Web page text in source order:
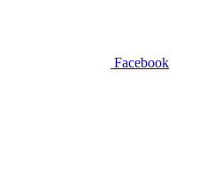
Facebook